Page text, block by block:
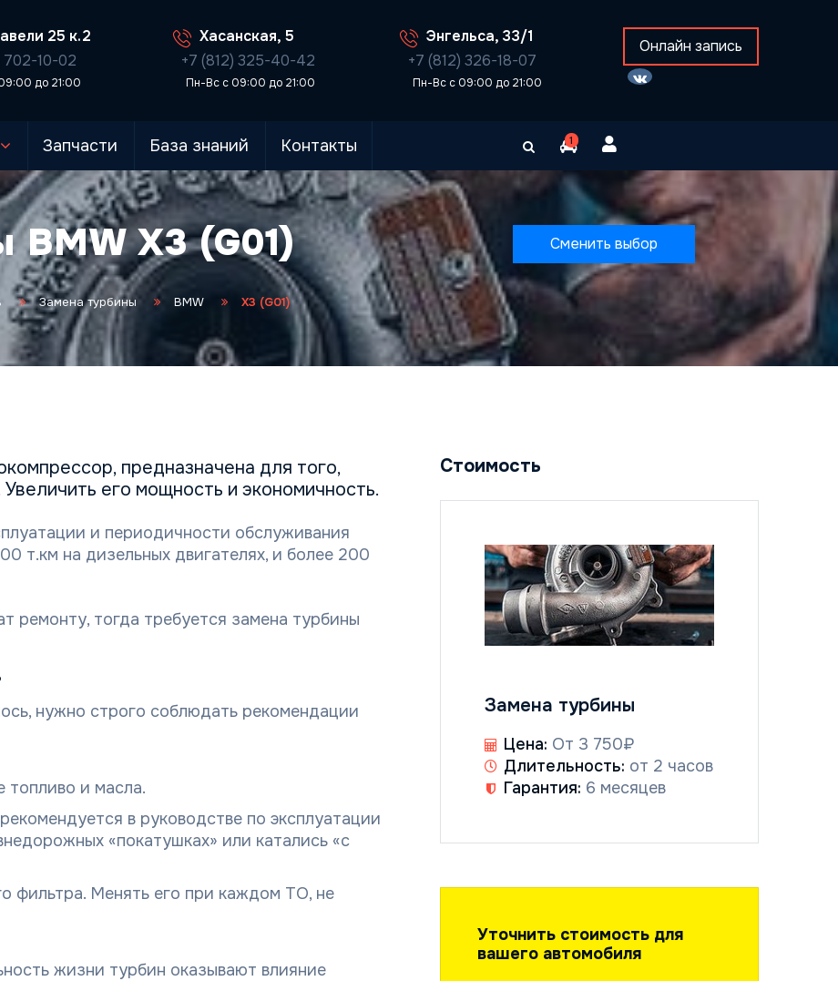
25 к.2
702-10-02
до 21:00
Хасанская, 5
+7 (812) 325-40-42
Пн-Вс с 09:00 до 21:00
Энгельса, 33/1
+7 (812) 326-18-07
Пн-Вс с 09:00 до 21:00
Онлайн запись
Запчасти База знаний Контакты 1
X3 (G01) Сменить выбор
Замена турбины BMW X3 (G01)
, предназначена для того,
его мощность и экономичность.
и периодичности обслуживания
т.км на дизельных двигателях, и более 200
ремонту, тогда требуется замена турбины
нужно строго соблюдать рекомендации
топливо и масла.
в руководстве по эксплуатации
«покатушках» или катались «с
фильтра. Менять его при каждом ТО, не
жизни турбин оказывают влияние
Стоимость
Замена турбины
Цена: От 3 750₽
Длительность: от 2 часов
Гарантия: 6 месяцев
Уточнить стоимость для
вашего автомобиля